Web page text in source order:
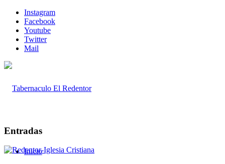
Instagram
Facebook
Youtube
Twitter
Mail
Inicio
Entradas